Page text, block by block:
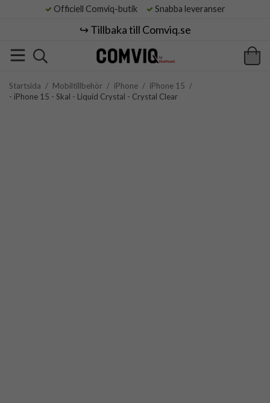
Officiell Comviq-butik Snabba leveranser
↪️ Tillbaka till Comviq.se
Startsida / Mobiltillbehör / iPhone / iPhone 15 /
- iPhone 15 - Skal - Liquid Crystal - Crystal Clear